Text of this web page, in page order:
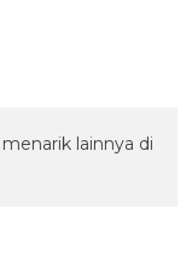
lainnya di